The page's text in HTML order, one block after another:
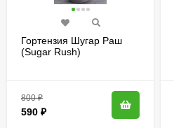
Гортензия Шугар Раш
(Sugar Rush)
800₽
590 ₽